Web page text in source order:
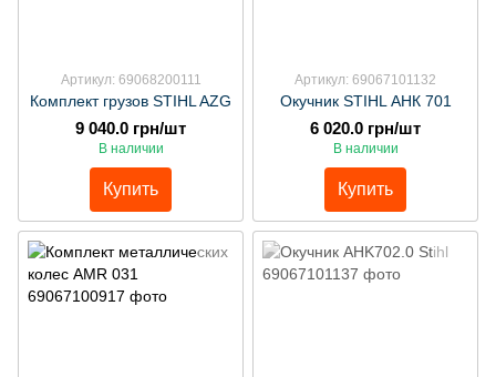
Артикул: 69068200111
Комплект грузов STIHL AZG
9 040.0 грн/шт
В наличии
Купить
Артикул: 69067101132
Окучник STIHL АНК 701
6 020.0 грн/шт
В наличии
Купить